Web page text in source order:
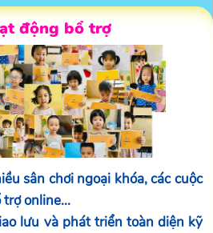
động bổ trợ
sân chơi ngoại khóa, các cuộc
online...
lưu và phát triển toàn diện kỹ